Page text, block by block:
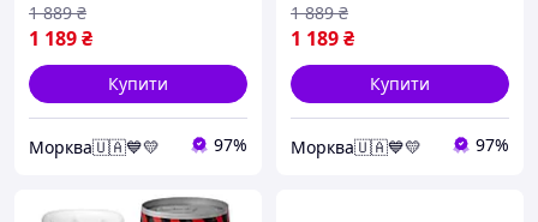
1 189₴
1 889 ₴
Купити
Морква🇺🇦💙💛 97%
1 189₴
1 889 ₴
Купити
Морква🇺🇦💙💛 97%